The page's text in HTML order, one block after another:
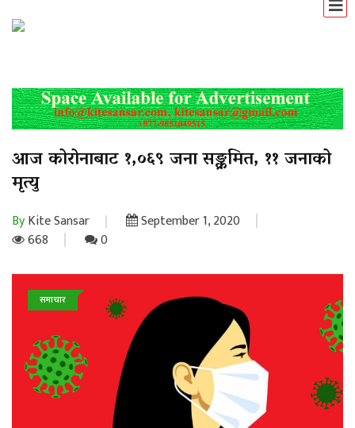
आज कोरोनाबाट १,०६९ जना सङ्क्रमित, ११ जनाको
मृत्यु
ByKite Sansar
September 1, 2020
668
0
समाचार